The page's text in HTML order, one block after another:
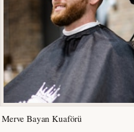
Merve Bayan Kuaförü